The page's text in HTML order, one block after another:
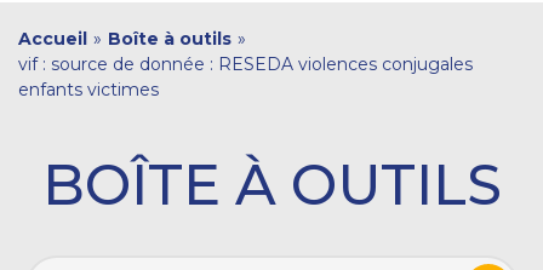
?
NOS
ACTIONS
BOÎTE
À
OUTILS
You
are
Accueil » Boîte à outils »
vif : source de donnée : RESEDA violences conjugales
enfants victimes
BOÎTE À OUTILS